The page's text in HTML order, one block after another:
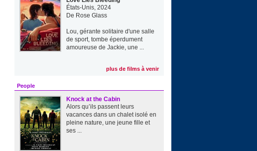
États-Unis, 2024
De Rose Glass
Lou, gérante solitaire d'une salle
de sport, tombe éperdument
amoureuse de Jackie, une ...
plus de films à venir
People
Knock at the Cabin
Alors qu’ils passent leurs
vacances dans un chalet isolé en
pleine nature, une jeune fille et
ses ...